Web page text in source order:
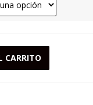
CARRITO